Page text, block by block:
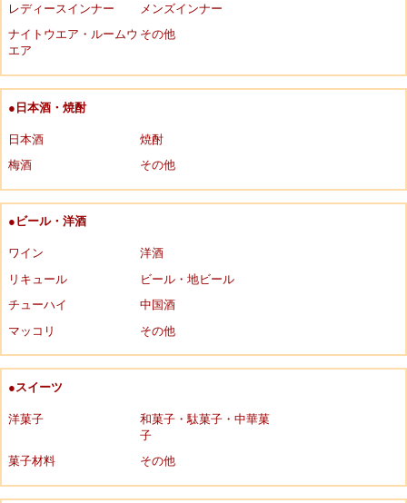
レディースインナー
メンズインナー
ナイトウエア・ルームウ
エア
その他
●日本酒・焼酎
日本酒
焼酎
梅酒
その他
●ビール・洋酒
ワイン
洋酒
リキュール
ビール・地ビール
チューハイ
中国酒
マッコリ
その他
●スイーツ
洋菓子
和菓子・駄菓子・中華菓
子
菓子材料
その他